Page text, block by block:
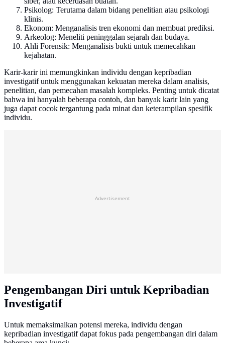
Psikolog: Terutama dalam bidang penelitian atau psikologi
klinis.
Ekonom: Menganalisis tren ekonomi dan membuat prediksi.
Arkeolog: Meneliti peninggalan sejarah dan budaya.
Ahli Forensik: Menganalisis bukti untuk memecahkan
kejahatan.
Karir-karir ini memungkinkan individu dengan kepribadian
investigatif untuk menggunakan kekuatan mereka dalam analisis,
penelitian, dan pemecahan masalah kompleks. Penting untuk dicatat
bahwa ini hanyalah beberapa contoh, dan banyak karir lain yang
juga dapat cocok tergantung pada minat dan keterampilan spesifik
individu.
Advertisement
Pengembangan Diri untuk Kepribadian
Investigatif
Untuk memaksimalkan potensi mereka, individu dengan
kepribadian investigatif dapat fokus pada pengembangan diri dalam